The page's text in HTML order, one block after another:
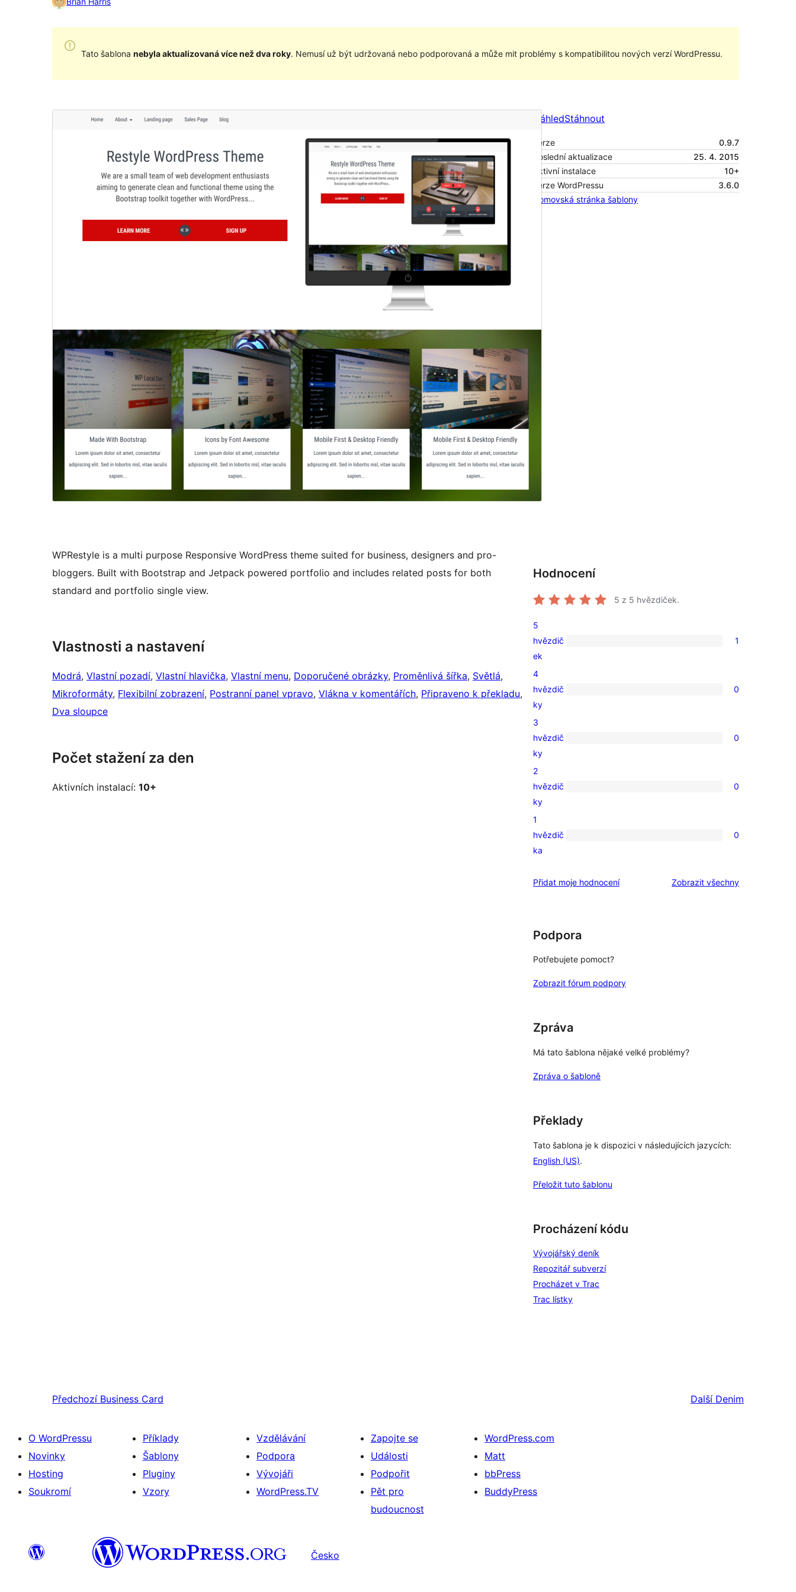
Tato šablona nebyla aktualizovaná více než dva roky. Nemusí už být udržovaná nebo podporovaná a může mit problémy s kompatibilitou nových verzí WordPressu.
NáhledStáhnout
Verze
0.9.7
Poslední aktualizace
25. 4. 2015
Aktivní instalace
10+
Verze WordPressu
3.6.0
Domovská stránka šablony
WPRestyle is a multi purpose Responsive WordPress theme suited for business, designers and pro-
bloggers. Built with Bootstrap and Jetpack powered portfolio and includes related posts for both
standard and portfolio single view.
Vlastnosti a nastavení
Modrá, Vlastní pozadí, Vlastní hlavička, Vlastní menu, Doporučené obrázky, Proměnlivá šířka, Světlá
Mikroformáty, Flexibilní zobrazení, Postranní panel vpravo, Vlákna v komentářích, Připraveno k překladu
Dva sloupce
Počet stažení za den
Aktivních instalací: 10+
Hodnocení
5 z 5 hvězdiček.
1
5hvězdičkové
hodnocení
5
hvězdič
ek
1
0
4hvězdičkové
hodnocení
4
hvězdič
ky
0
0
3hvězdičkové
hodnocení
3
hvězdič
ky
0
0
2hvězdičkové
hodnocení
2
hvězdič
ky
0
0
1hvězdičkové
1
hvězdič
ka
0
Přidat moje hodnocení Zobrazit všechnyrecenze
Podpora
Potřebujete pomoct?
Zobrazit fórum podpory
Zpráva
Má tato šablona nějaké velké problémy?
Zpráva o šabloně
Překlady
Tato šablona je k dispozici v následujících jazycích:
English (US).
Přeložit tuto šablonu
Procházení kódu
Vývojářský deník
Repozitář subverzí
Procházet v Trac
Trac lístky
Předchozí Business Card Další Denim
O WordPressu
Novinky
Hosting
Soukromí
Příklady
Šablony
Pluginy
Vzory
Vzdělávání
Podpora
Vývojáři
WordPress.TV
Zapojte se
Události
Podpořit
Pět pro
budoucnost
WordPress.com
Matt
bbPress
BuddyPress
Česko